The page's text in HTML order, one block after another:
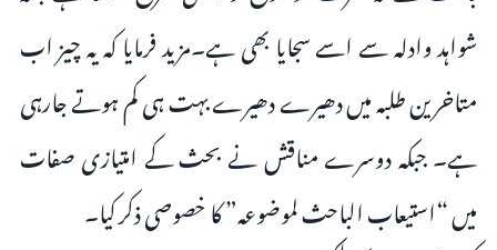
شواہد وادلہ سے اسے سجایا بھی ہے۔مزید فرمایا کہ یہ چیز اب
متاخرین طلبہ میں دھیرے دھیرے بہت ہی کم ہوتے جارہی
ہے۔ جبکہ دوسرے مناقش نے بحث کے امتیازی صفات
میں “استیعاب الباحث لموضوعہ” کا خصوصی ذکر کیا۔